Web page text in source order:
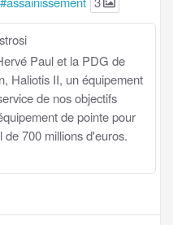
Paul et la PDG de
Haliotis II, un équipement
de nos objectifs
de pointe pour
de 700 millions d'euros.